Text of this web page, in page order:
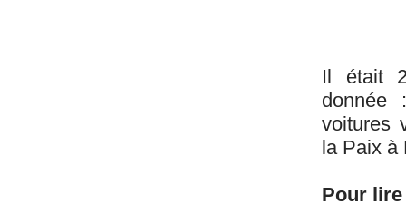
Il était
donnée
voitures
la Paix à
Pour